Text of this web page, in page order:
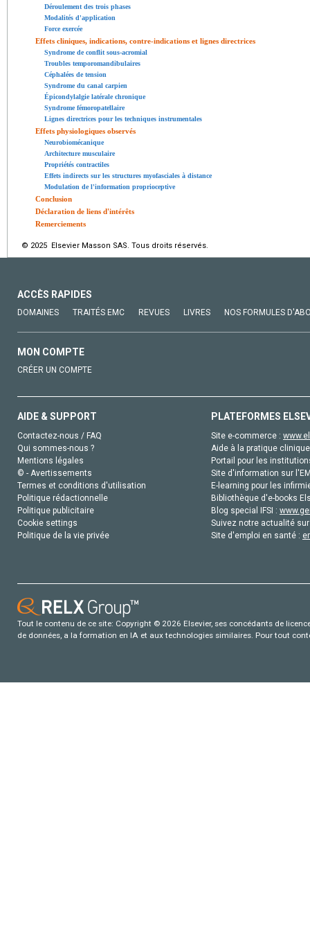
Déroulement des trois phases
Modalités d'application
Force exercée
Effets cliniques, indications, contre-indications et lignes directrices
Syndrome de conflit sous-acromial
Troubles temporomandibulaires
Céphalées de tension
Syndrome du canal carpien
Épicondylalgie latérale chronique
Syndrome fémoropatellaire
Lignes directrices pour les techniques instrumentales
Effets physiologiques observés
Neurobiomécanique
Architecture musculaire
Propriétés contractiles
Effets indirects sur les structures myofasciales à distance
Modulation de l'information proprioceptive
Conclusion
Déclaration de liens d'intérêts
Remerciements
© 2025 Elsevier Masson SAS. Tous droits réservés.
ACCÈS RAPIDES
DOMAINES TRAITÉS EMC REVUES LIVRES NOS FORMULES
MON COMPTE
CRÉER UN COMPTE
AIDE & SUPPORT
Contactez-nous / FAQ
Qui sommes-nous ?
Mentions légales
© - Avertissements
Termes et conditions d'utilisation
Politique rédactionnelle
Politique publicitaire
Cookie settings
Politique de la vie privée
PLATEFORMES
Site e-commerce :
Aide à la pratique
Portail pour les
Site d'information sur
E-learning pour les
Bibliothèque d'e-books
Blog special IFSI :
Suivez notre actualité
Site d'emploi en santé :
Tout le contenu de ce site: Copyright © 2026 Elsevier, ses concédants de
de données, a la formation en IA et aux technologies similaires. Pour tout